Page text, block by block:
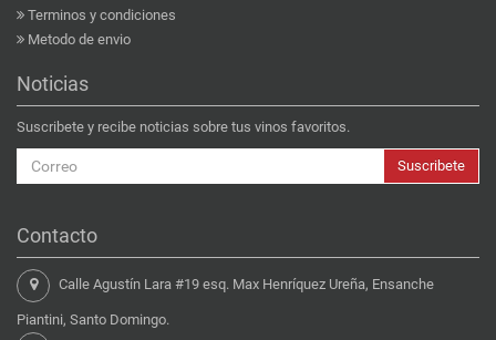
Terminos y condiciones
Metodo de envio
Noticias
Suscribete y recibe noticias sobre tus vinos favoritos.
Suscribete
Contacto
Calle Agustín Lara #19 esq. Max Henríquez Ureña, Ensanche
Piantini, Santo Domingo.